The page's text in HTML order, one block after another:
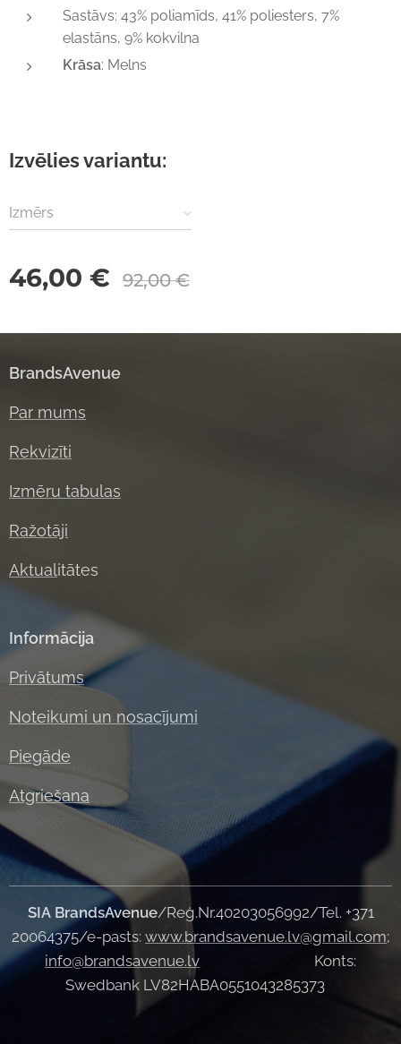
Sastāvs: 43% poliamīds, 41% poliesters, 7%
elastāns, 9% kokvilna
Krāsa: Melns
Izvēlies variantu:
Izmērs
46,00 € 92,00€
BrandsAvenue
Par mums
Rekvizīti
Izmēru tabulas
Ražotāji
Aktualitātes
Informācija
Privātums
Noteikumi un nosacījumi
Piegāde
Atgriešana
SIA BrandsAvenue/Reģ.Nr.40203056992/Tel. +371
20064375/e-pasts: www.brandsavenue.lv@gmail.com;
info@brandsavenue.lv Konts:
Swedbank LV82HABA0551043285373